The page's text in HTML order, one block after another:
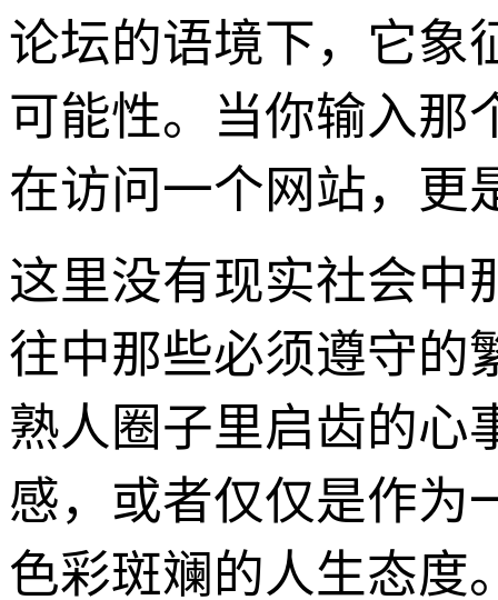
论坛的语境下，它象
可能性。当你输入那
在访问一个网站，更
这里没有现实社会中
往中那些必须遵守的
熟人圈子里启齿的心
感，或者仅仅是作为
色彩斑斓的人生态度